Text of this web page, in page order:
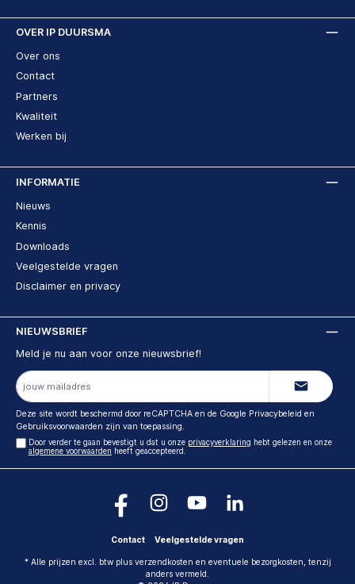
OVER IP DUURSMA
Over ons
Contact
Partners
Kwaliteit
Werken bij
INFORMATIE
Nieuws
Kennis
Downloads
Veelgestelde vragen
Disclaimer en privacy
NIEUWSBRIEF
Meld je nu aan voor onze nieuwsbrief!
E-
mailadres
Deze site wordt beschermd door reCAPTCHA en de Google Privacybeleid en
Gebruiksvoorwaarden zijn van toepassing.
Door verder te gaan bevestigt u dat u onze privacyverklaring hebt gelezen en onze
algemene voorwaarden heeft geaccepteerd.
Contact Veelgestelde vragen
* Alle prijzen excl. btw plus verzendkosten en eventuele bezorgkosten, tenzij
anders vermeld.